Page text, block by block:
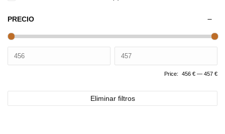
PRECIO
Price: 456 € — 457 €
Eliminar filtros